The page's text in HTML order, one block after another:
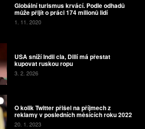
Globální turismus krvácí. Podle odhadů
může přijít o práci 174 milionů lidí
1. 11. 2020
USA sníží Indii cla, Dillí má přestat
kupovat ruskou ropu
3. 2. 2026
O kolik Twitter přišel na příjmech z
reklamy v posledních měsících roku 2022
20. 1. 2023